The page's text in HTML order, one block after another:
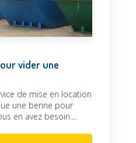
vider une
de mise en location
une benne pour
en avez besoin....